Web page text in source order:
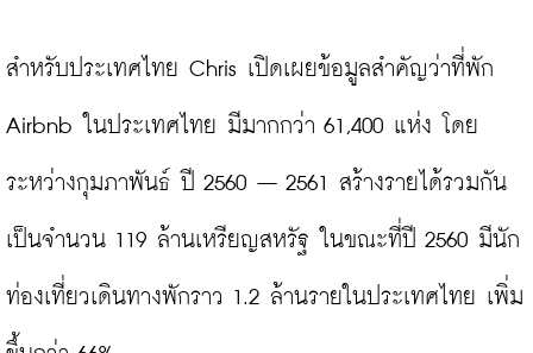
สำหรับประเทศไทย Chris เปิดเผยข้อมูลสำคัญว่าที่พัก
Airbnb ในประเทศไทย มีมากกว่า 61,400 แห่ง โดย
ระหว่างกุมภาพันธ์ ปี 2560 – 2561 สร้างรายได้รวมกัน
เป็นจำนวน 119 ล้านเหรียญสหรัฐ ในขณะที่ปี 2560 มีนัก
ท่องเที่ยวเดินทางพักราว 1.2 ล้านรายในประเทศไทย เพิ่ม